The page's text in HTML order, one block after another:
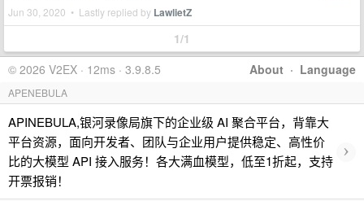
Jun 30, 2020 • Lastly replied by LawlietZ
1/1
About · Language
© 2026 V2EX · 12ms · 3.9.8.5
APENEBULA
APINEBULA,银河录像局旗下的企业级 AI 聚合平台，背靠大
平台资源，面向开发者、团队与企业用户提供稳定、高性价
比的大模型 API 接入服务！各大满血模型，低至1折起，支持
开票报销！
›